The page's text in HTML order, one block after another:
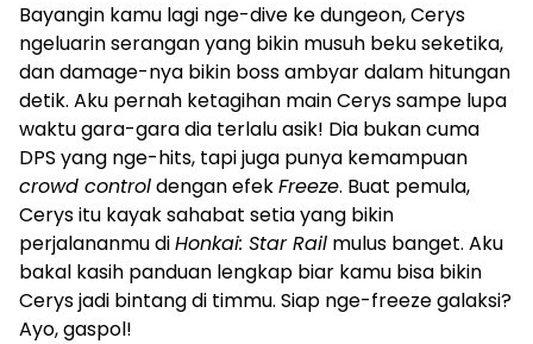
Bayangin kamu lagi nge-dive ke dungeon, Cerys
ngeluarin serangan yang bikin musuh beku seketika,
dan damage-nya bikin boss ambyar dalam hitungan
detik. Aku pernah ketagihan main Cerys sampe lupa
waktu gara-gara dia terlalu asik! Dia bukan cuma
DPS yang nge-hits, tapi juga punya kemampuan
crowd controldengan efekFreeze. Buat pemula,
Cerys itu kayak sahabat setia yang bikin
perjalananmu diHonkai: Star Rail mulus banget. Aku
bakal kasih panduan lengkap biar kamu bisa bikin
Cerys jadi bintang di timmu. Siap nge-freeze galaksi?
Ayo, gaspol!